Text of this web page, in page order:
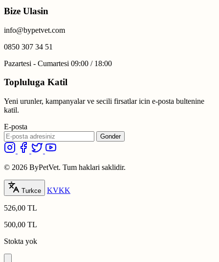
Bize Ulasin
info@bypetvet.com
0850 307 34 51
Pazartesi - Cumartesi 09:00 / 18:00
Topluluga Katil
Yeni urunler, kampanyalar ve secili firsatlar icin e-posta bultenine
katil.
E-posta
Gonder
© 2026 ByPetVet. Tum haklari saklidir.
Turkce KVKK
526,00 TL
500,00 TL
Stokta yok